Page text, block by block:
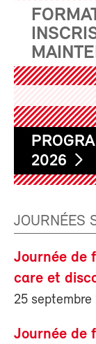
2026
JOURNÉES
Journée de
care et
25
Journée de